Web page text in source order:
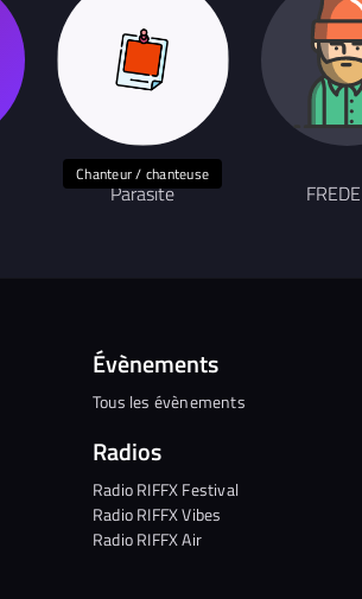
Chanteur / chanteuse
Parasite
Évènements
Tous les évènements
Radios
Radio RIFFX Festival
Radio RIFFX Vibes
Radio RIFFX Air